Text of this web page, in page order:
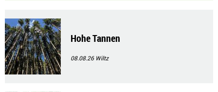
Hohe Tannen
08.08.26 Wiltz